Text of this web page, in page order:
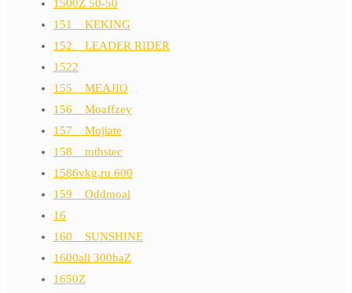
1500Z 50-50
151__KEKING
152__LEADER RIDER
1522
155__MEAJIO
156__Moaffzey
157__Mojiate
158__mthstec
1586vkg.ru 600
159__Oddmoal
16
160__SUNSHINE
1600all 300baZ
1650Z